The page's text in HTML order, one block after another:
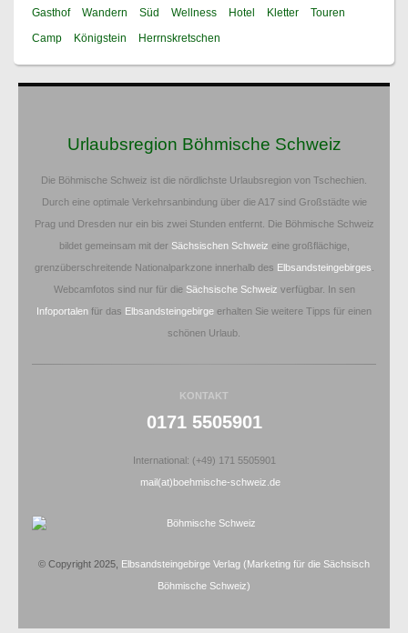
Gasthof Wandern Süd Wellness Hotel Kletter
Touren
Camp
Königstein Herrnskretschen
Urlaubsregion Böhmische Schweiz
Die Böhmische Schweiz ist die nördlichste Urlaubsregion von Tschechien.
Durch eine optimale Verkehrsanbindung über die A17 sind Großstädte wie
Prag und Dresden nur ein bis zwei Stunden entfernt. Die Böhmische Schweiz
bildet gemeinsam mit der Sächsischen Schweiz eine großflächige,
grenzüberschreitende Nationalparkzone innerhalb des Elbsandsteingebirges
Webcamfotos sind nur für die Sächsische Schweiz verfügbar. In sen
Infoportalen für das Elbsandsteingebirge erhalten Sie weitere Tipps für einen
schönen Urlaub.
KONTAKT
0171 5505901
International: (+49) 171 5505901
mail(at)boehmische-schweiz.de
© Copyright 2025, Elbsandsteingebirge Verlag (Marketing für die Sächsisch
Böhmische Schweiz)